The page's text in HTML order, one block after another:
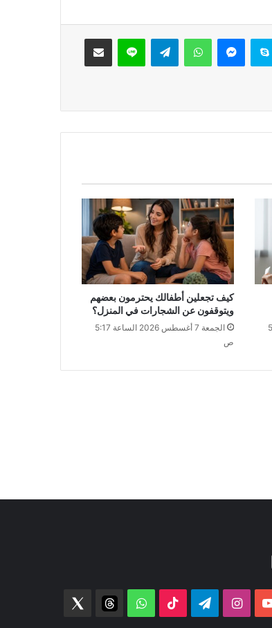
سكايب واتساب لاين
5:19
كيف تجعلين أطفالك يحترمون بعضهم
ويتوقفون عن الشجارات في المنزل؟
الجمعة 7 أغسطس 2026 الساعة 5:17
ص
‫YouTubeانستقرامتيلقرام ‫TikTok واتساب threads